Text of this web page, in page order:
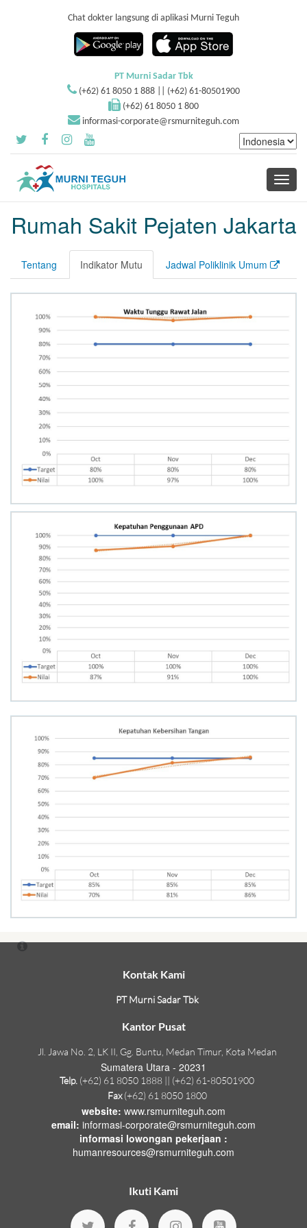
Chat dokter langsung di aplikasi Murni Teguh
PT Murni Sadar Tbk
(+62) 61 8050 1 888 || (+62) 61-80501900
(+62) 61 8050 1 800
informasi-corporate@rsmurniteguh.com
Toggle
Rumah Sakit Pejaten Jakarta
Tentang Indikator Mutu Jadwal Poliklinik Umum
Kontak Kami
PT Murni Sadar Tbk
Kantor Pusat
Jl. Jawa No. 2, LK II, Gg. Buntu, Medan Timur, Kota Medan
Sumatera Utara - 20231
Telp. (+62) 61 8050 1888 || (+62) 61-80501900
Fax(+62) 61 8050 1800
website: www.rsmurniteguh.com
email: informasi-corporate@rsmurniteguh.com
informasi lowongan pekerjaan :
humanresources@rsmurniteguh.com
Ikuti Kami